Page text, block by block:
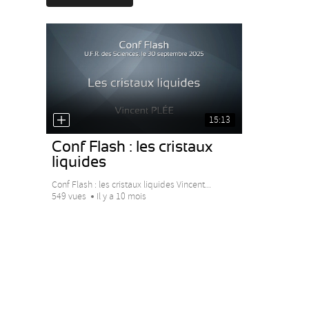
15:13
Conf Flash : les cristaux
liquides
Conf Flash : les cristaux liquides Vincent...
549 vues
Il y a 10 mois